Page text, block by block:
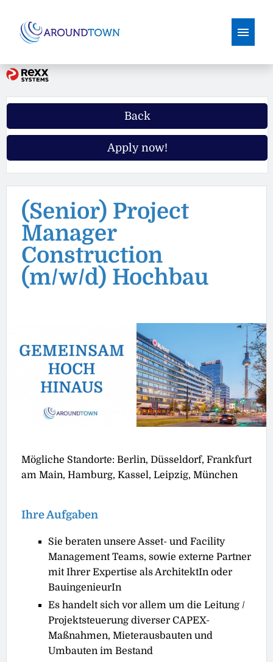
German
Job offers
Why Aroundtown
Back
Apply now!
(Senior) Project
Manager
Construction
(m/w/d) Hochbau
Mögliche Standorte: Berlin, Düsseldorf, Frankfurt
am Main, Hamburg, Kassel, Leipzig, München
Ihre Aufgaben
Sie beraten unsere Asset- und Facility
Management Teams, sowie externe Partner
mit Ihrer Expertise als ArchitektIn oder
BauingenieurIn
Es handelt sich vor allem um die Leitung /
Projektsteuerung diverser CAPEX-
Maßnahmen, Mieterausbauten und
Umbauten im Bestand